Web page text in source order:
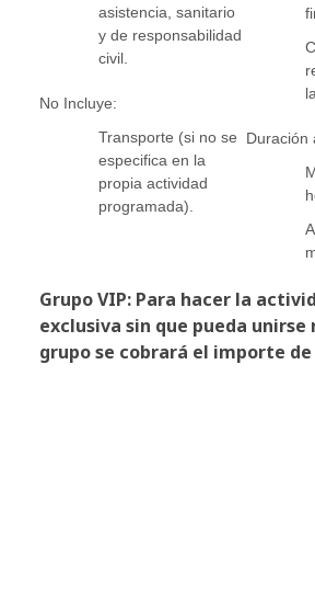
asistencia, sanitario
y de responsabilidad
civil.
No Incluye:
Transporte (si no se
especifica en la
propia actividad
programada).
Duración
Grupo VIP: Para hacer la
exclusiva sin que pueda unirse
grupo se cobrará el importe de